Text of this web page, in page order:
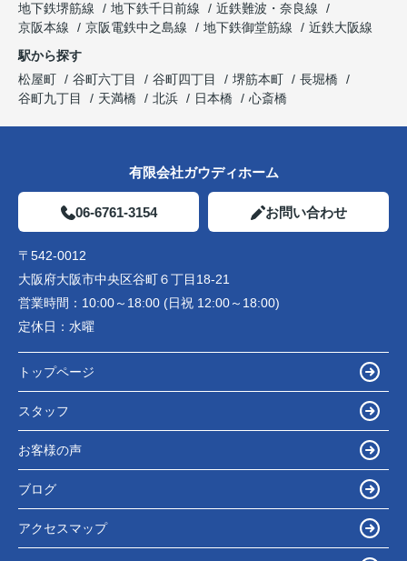
地下鉄堺筋線
地下鉄千日前線
近鉄難波・奈良線
京阪本線
京阪電鉄中之島線 地下鉄御堂筋線
近鉄大阪線
駅から探す
松屋町
谷町六丁目 谷町四丁目 堺筋本町
長堀橋
谷町九丁目
天満橋 北浜 日本橋 心斎橋
有限会社ガウディホーム
06-6761-3154 お問い合わせ
〒542-0012
大阪府大阪市中央区谷町６丁目18-21
営業時間： 10:00～18:00 (日祝 12:00～18:00)
定休日： 水曜
トップページ
スタッフ
お客様の声
ブログ
アクセスマップ